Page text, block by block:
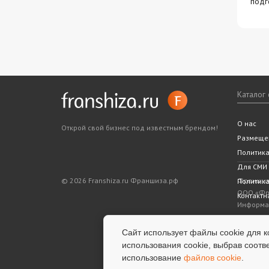
Открой свой бизнес под известным брендом! Все
Статьи
Словарь
5 шагов
О нас
Для СМИ
© 2026 Franshiza.ru Франшиза.рф
ООО
Сайт использует файлы cookie для
использования cookie, выбрав
использование файлов cookie